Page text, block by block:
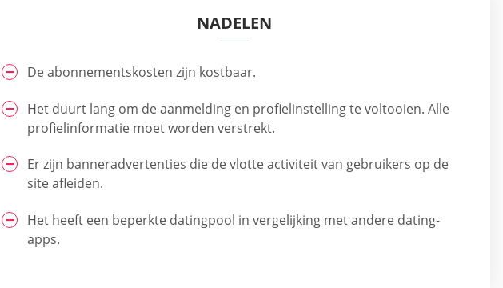
NADELEN
De abonnementskosten zijn kostbaar.
Het duurt lang om de aanmelding en profielinstelling te voltooien. Alle
profielinformatie moet worden verstrekt.
Er zijn banneradvertenties die de vlotte activiteit van gebruikers op de
site afleiden.
Het heeft een beperkte datingpool in vergelijking met andere dating-
apps.